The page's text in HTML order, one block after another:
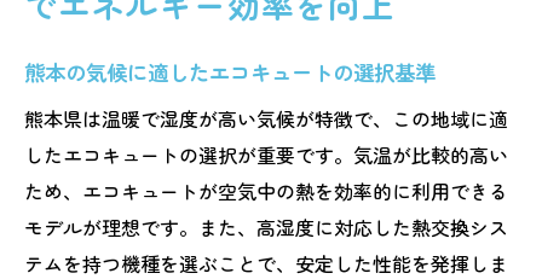
熊本の気候に適したエコキュートの選択基準
熊本県は温暖で湿度が高い気候が特徴で、この地域に適
したエコキュートの選択が重要です。気温が比較的高い
ため、エコキュートが空気中の熱を効率的に利用できる
モデルが理想です。また、高湿度に対応した熱交換シス
テムを持つ機種を選ぶことで、安定した性能を発揮しま